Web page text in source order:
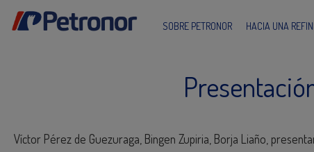
SOBRE PETRONOR HACIA UNA
Víctor Pérez de Guezuraga, Bingen Zupiria, Borja Liaño,